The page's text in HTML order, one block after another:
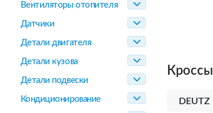
Вентиляторы отопителя
Датчики
Детали двигателя
Детали кузова
Детали подвески
Кондиционирование
Кроссы
DEUTZ